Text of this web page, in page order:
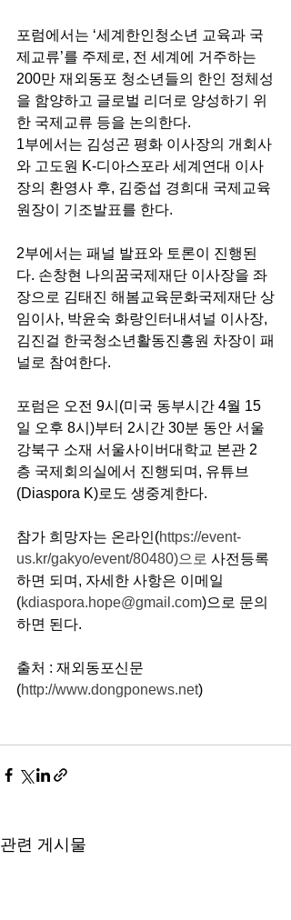
포럼에서는 ‘세계한인청소년 교육과 국
제교류’를 주제로, 전 세계에 거주하는
200만 재외동포 청소년들의 한인 정체성
을 함양하고 글로벌 리더로 양성하기 위
한 국제교류 등을 논의한다.
1부에서는 김성곤 평화 이사장의 개회사
와 고도원 K-디아스포라 세계연대 이사
장의 환영사 후, 김중섭 경희대 국제교육
원장이 기조발표를 한다.
2부에서는 패널 발표와 토론이 진행된
다. 손창현 나의꿈국제재단 이사장을 좌
장으로 김태진 해봄교육문화국제재단 상
임이사, 박윤숙 화랑인터내셔널 이사장,
김진걸 한국청소년활동진흥원 차장이 패
널로 참여한다.
포럼은 오전 9시(미국 동부시간 4월 15
일 오후 8시)부터 2시간 30분 동안 서울
강북구 소재 서울사이버대학교 본관 2
층 국제회의실에서 진행되며, 유튜브
(Diaspora K)로도 생중계한다.
참가 희망자는 온라인(https://event-
us.kr/gakyo/event/80480)으로 사전등록
하면 되며, 자세한 사항은 이메일
(kdiaspora.hope@gmail.com)으로 문의
하면 된다.
출처 : 재외동포신문
(http://www.dongponews.net)
관련 게시물